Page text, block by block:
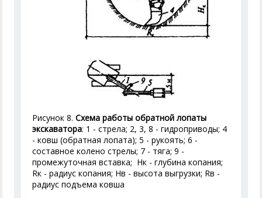
Рисунок 8.Схема работы обратной лопаты
экскаватора: 1 - стрела; 2, 3, 8 - гидроприводы; 4
- ковш (обратная лопата); 5 - рукоять; 6 -
составное колено стрелы; 7 - тяга; 9 -
промежуточная вставка; Нк - глубина копания;
Rк - радиус копания; Нв - высота выгрузки; Rв -
радиус подъема ковша